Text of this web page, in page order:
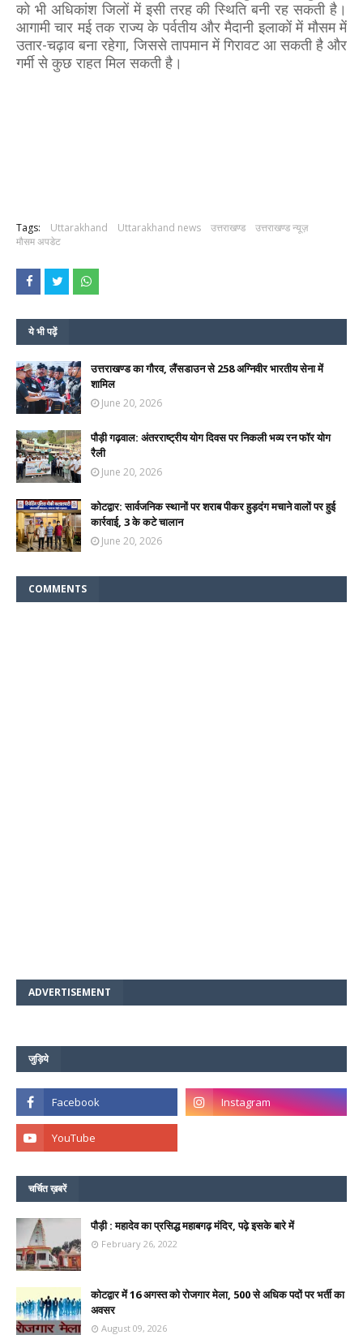
को भी अधिकांश जिलों में इसी तरह की स्थिति बनी रह सकती है।
आगामी चार मई तक राज्य के पर्वतीय और मैदानी इलाकों में मौसम में
उतार-चढ़ाव बना रहेगा, जिससे तापमान में गिरावट आ सकती है और
गर्मी से कुछ राहत मिल सकती है।
Tags: Uttarakhand Uttarakhand news उत्तराखण्ड
उत्तराखण्ड न्यूज़
मौसम अपडेट
ये भी पढ़ें
उत्तराखण्ड का गौरव, लैंसडाउन से 258 अग्निवीर भारतीय सेना में
शामिल
June 20, 2026
पौड़ी गढ़वाल: अंतरराष्ट्रीय योग दिवस पर निकली भव्य रन फॉर योग
रैली
June 20, 2026
कोटद्वार: सार्वजनिक स्थानों पर शराब पीकर हुड़दंग मचाने वालों पर हुई
कार्रवाई, 3 के कटे चालान
June 20, 2026
COMMENTS
ADVERTISEMENT
जुड़िये
चर्चित ख़बरें
पौड़ी : महादेव का प्रसिद्ध महाबगढ़ मंदिर, पढ़े इसके बारे में
February 26, 2022
कोटद्वार में 16 अगस्त को रोजगार मेला, 500 से अधिक पदों पर भर्ती का
अवसर
August 09, 2026